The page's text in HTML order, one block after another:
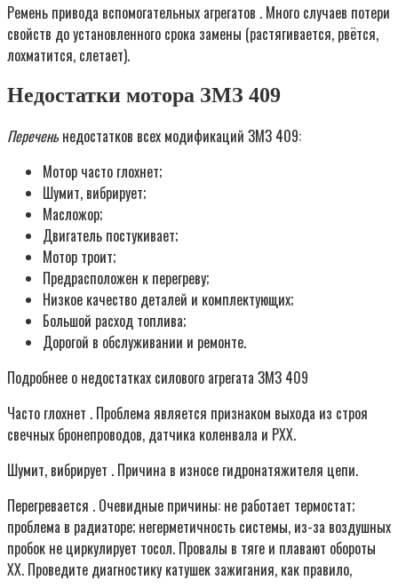
Ремень привода вспомогательных агрегатов . Много случаев потери
свойств до установленного срока замены (растягивается, рвётся,
лохматится, слетает).
Недостатки мотора ЗМЗ 409
Переченьнедостатков всех модификаций ЗМЗ 409:
Мотор часто глохнет;
Шумит, вибрирует;
Масложор;
Двигатель постукивает;
Мотор троит;
Предрасположен к перегреву;
Низкое качество деталей и комплектующих;
Большой расход топлива;
Дорогой в обслуживании и ремонте.
Подробнее о недостатках силового агрегата ЗМЗ 409
Часто глохнет . Проблема является признаком выхода из строя
свечных бронепроводов, датчика коленвала и РХХ.
Шумит, вибрирует . Причина в износе гидронатяжителя цепи.
Перегревается . Очевидные причины: не работает термостат;
проблема в радиаторе; негерметичность системы, из-за воздушных
пробок не циркулирует тосол. Провалы в тяге и плавают обороты
ХХ. Проведите диагностику катушек зажигания, как правило,